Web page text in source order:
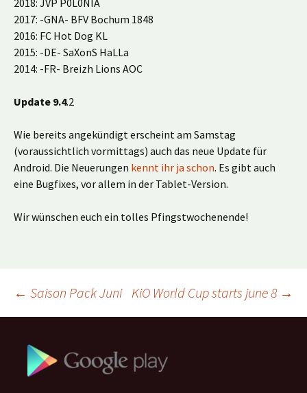
2018: JVP P0L0NIA
2017: -GNA- BFV Bochum 1848
2016: FC Hot Dog KL
2015: -DE- SaXonS HaLLa
2014: -FR- Breizh Lions AOC
Update 9.4.2
Wie bereits angekündigt erscheint am Samstag
(voraussichtlich vormittags) auch das neue Update für
Android. Die Neuerungen kennt ihr ja schon. Es gibt auch
eine Bugfixes, vor allem in der Tablet-Version.
Wir wünschen euch ein tolles Pfingstwochenende!
Beitragsnavigation
← Saison Pack Juni KiO World Cup starts june 8 →